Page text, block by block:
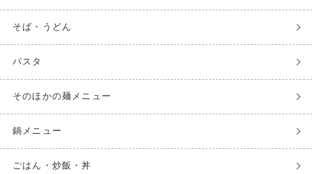
そば・うどん
パスタ
そのほかの麺メニュー
鍋メニュー
ごはん・炒飯・丼